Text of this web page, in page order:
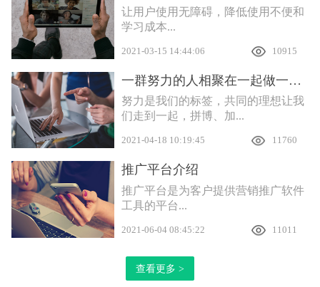
让用户使用无障碍，降低使用不便和
学习成本...
2021-03-15 14:44:06 10915
一群努力的人相聚在一起做一件有意义的事
努力是我们的标签，共同的理想让我
们走到一起，拼博、加...
2021-04-18 10:19:45 11760
推广平台介绍
推广平台是为客户提供营销推广软件
工具的平台...
2021-06-04 08:45:22 11011
查看更多 >